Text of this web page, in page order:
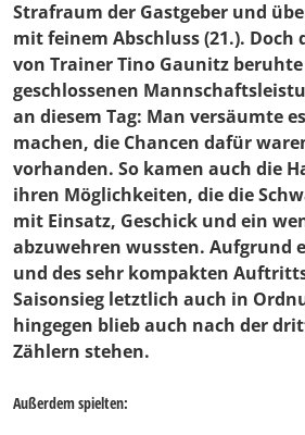
Strafraum der Gastgeber und
mit feinem Abschluss (21.). Doch
von Trainer Tino Gaunitz
geschlossenen
an diesem Tag: Man versäumte
machen, die Chancen dafür
vorhanden. So kamen auch die
ihren Möglichkeiten, die die
mit Einsatz, Geschick und ein
abzuwehren wussten. Aufgrund
und des sehr kompakten
Saisonsieg letztlich auch in
hingegen blieb auch nach der
Zählern stehen.
Außerdem spielten: